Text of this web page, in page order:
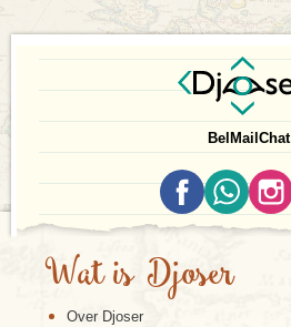
Bel Mail Chat
Wat is Djoser
Over Djoser